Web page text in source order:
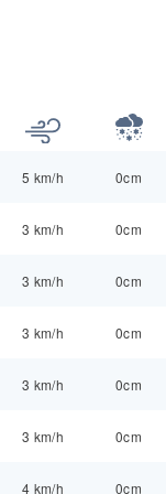
5 km/h 0cm
3 km/h 0cm
3 km/h 0cm
3 km/h 0cm
3 km/h 0cm
3 km/h 0cm
4 km/h 0cm